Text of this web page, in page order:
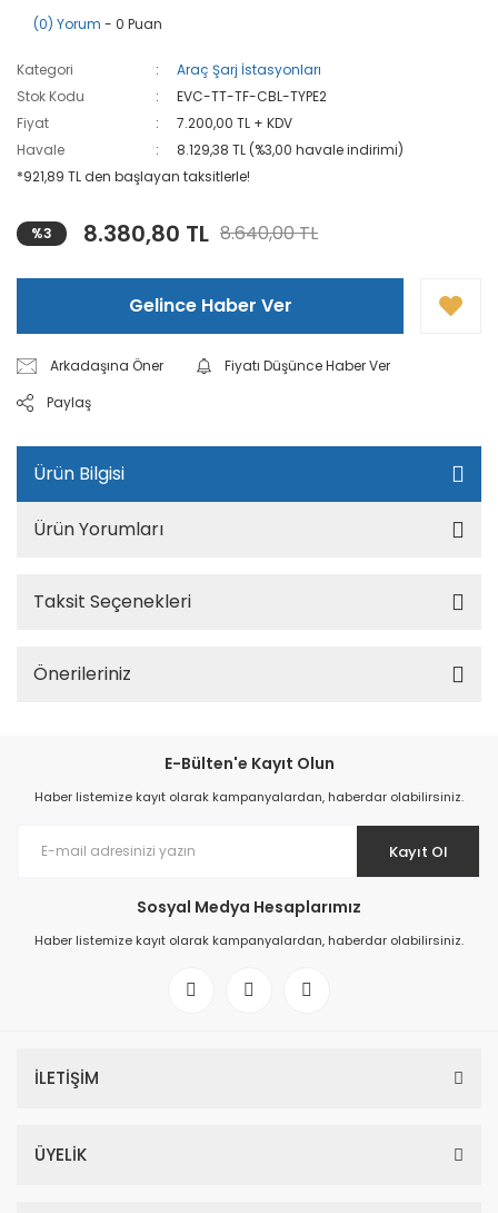
(0) Yorum - 0 Puan
Kategori
Araç Şarj İstasyonları
Stok Kodu
EVC-TT-TF-CBL-TYPE2
Fiyat
7.200,00 TL + KDV
Havale
8.129,38 TL (%3,00 havale indirimi)
*921,89 TL den başlayan taksitlerle!
%3 8.380,80 TL 8.640,00 TL
Gelince Haber Ver
Arkadaşına Öner
Fiyatı Düşünce Haber Ver
Paylaş
Ürün Bilgisi
Ürün Yorumları
Taksit Seçenekleri
Önerileriniz
E-Bülten'e Kayıt Olun
Haber listemize kayıt olarak kampanyalardan, haberdar olabilirsiniz.
Kayıt Ol
Sosyal Medya Hesaplarımız
Haber listemize kayıt olarak kampanyalardan, haberdar olabilirsiniz.
İLETİŞİM
ÜYELİK